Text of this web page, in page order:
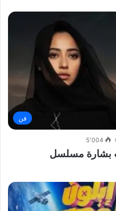
فن
5٬004
بشارة مسلسل